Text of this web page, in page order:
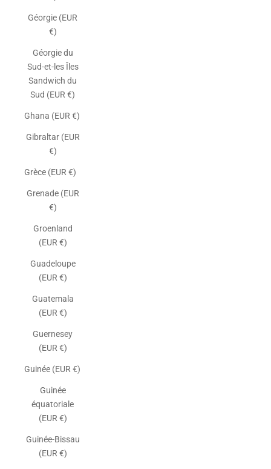
Géorgie (EUR
€)
Géorgie du
Sud-et-les Îles
Sandwich du
Sud (EUR €)
Ghana (EUR €)
Gibraltar (EUR
€)
Grèce (EUR €)
Grenade (EUR
€)
Groenland
(EUR €)
Guadeloupe
(EUR €)
Guatemala
(EUR €)
Guernesey
(EUR €)
Guinée (EUR €)
Guinée
équatoriale
(EUR €)
Guinée-Bissau
(EUR €)